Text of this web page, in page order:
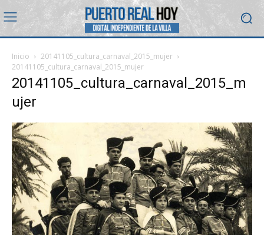
Inicio
20141105_cultura_carnaval_2015_mujer
20141105_cultura_carnaval_2015_mujer
20141105_cultura_carnaval_2015_m
ujer